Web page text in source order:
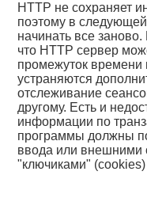
HTTP не сохраняет
поэтому в
начинать все
что HTTP сервер
промежуток времени
устраняются
отслеживание
другому. Есть и
информации по
программы должны
ввода или внешними
"ключиками"